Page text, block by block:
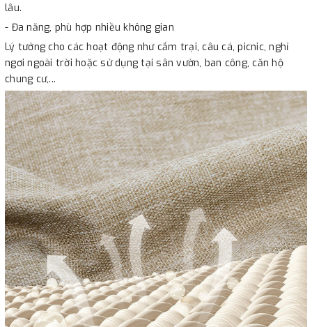
lâu.
- Đa năng, phù hợp nhiều không gian
Lý tưởng cho các hoạt động như cắm trại, câu cá, picnic, nghỉ
ngơi ngoài trời hoặc sử dụng tại sân vườn, ban công, căn hộ
chung cư,...